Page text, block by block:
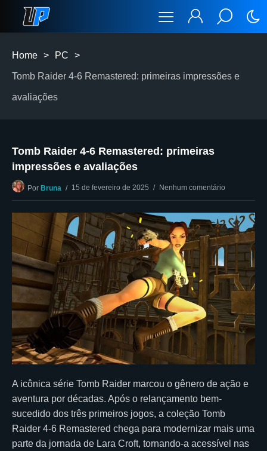
Home > PC >
Tomb Raider 4-6 Remastered: primeiras impressões e
avaliações
Tomb Raider 4-6 Remastered: primeiras
impressões e avaliações
Por Bruna 15 de fevereiro de 2025 Nenhum comentário
A icônica série Tomb Raider marcou o gênero de ação e
aventura por décadas. Após o relançamento bem-
sucedido dos três primeiros jogos, a coleção Tomb
Raider 4-6 Remastered chega para modernizar mais uma
parte da jornada de Lara Croft, tornando-a acessível nas